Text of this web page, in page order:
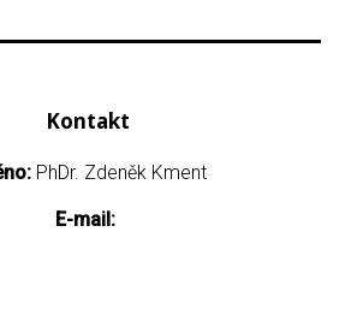
Kontakt
PhDr. Zdeněk Kment
E-mail: